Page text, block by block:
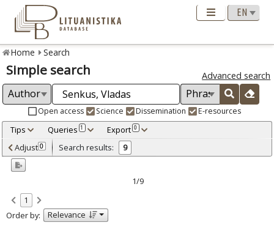
Home Search
Simple search Advanced search
Open access Science Dissemination E-resources
Tips Queries 1 Export 0
Adjusted by criteria 0
Year
Refine
Open access
Scientific publications 9
Adjust 0 Search results: 9
1/9
1
Order by:
Relevance